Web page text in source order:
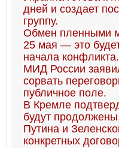
дней и создает
группу.
Обмен пленными
25 мая — это
начала конфликта.
МИД России
сорвать
публичное поле.
В Кремле
будут
Путина и
конкретных